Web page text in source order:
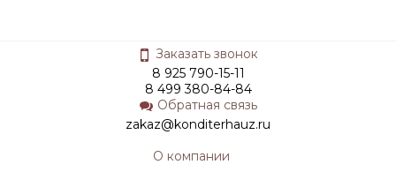
Заказать звонок
8 925 790-15-11
8 499 380-84-84
Обратная связь
zakaz@konditerhauz.ru
О компании